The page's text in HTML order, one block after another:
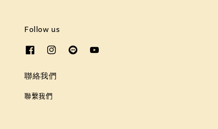
Follow us
聯絡我們
聯繫我們